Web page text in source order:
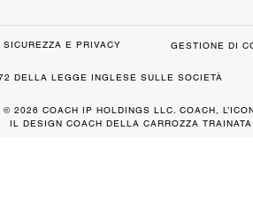
SICUREZZA E PRIVACY GESTIONE DI
DELLA LEGGE INGLESE SULLE SOCIETÀ
© 2026 COACH IP HOLDINGS LLC. COACH,
IL DESIGN COACH DELLA CARROZZA